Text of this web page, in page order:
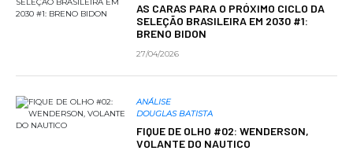
AS CARAS PARA O PRÓXIMO CICLO DA
SELEÇÃO BRASILEIRA EM 2030 #1:
BRENO BIDON
27/04/2026
ANÁLISE
DOUGLAS BATISTA
FIQUE DE OLHO #02: WENDERSON,
VOLANTE DO NAUTICO